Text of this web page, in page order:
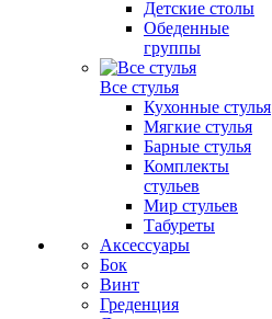
Детские столы
Обеденные
группы
Все стулья
Кухонные стулья
Мягкие стулья
Барные стулья
Комплекты
стульев
Мир стульев
Табуреты
Аксессуары
Бок
Винт
Греденция